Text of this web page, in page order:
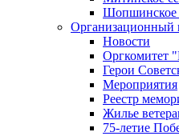
Шопшинское
Организационный
Новости
Оргкомитет
Герои
Мероприятия
Реестр
Жилье
75-летие